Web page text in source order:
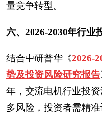
量竞争转型。
六、2026-2030年行业
结合中研普华 《2026-
势及投资风险研究报告
年，交流电机行业投
多风险，投资者需精